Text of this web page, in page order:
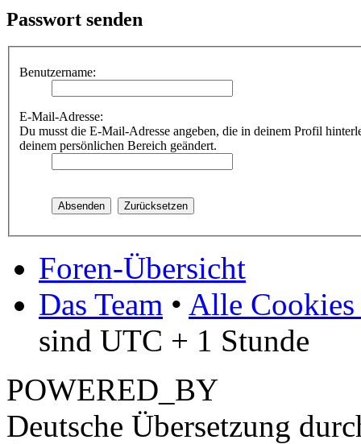
Passwort senden
Benutzername:
E-Mail-Adresse:
Du musst die E-Mail-Adresse angeben, die in deinem Profil
deinem persönlichen Bereich geändert.
Foren-Übersicht
Das Team • Alle Cookies
sind UTC + 1 Stunde
POWERED_BY
Deutsche Übersetzung